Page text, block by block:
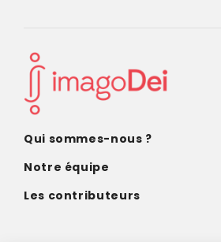
Qui sommes-nous ?
Notre équipe
Les contributeurs